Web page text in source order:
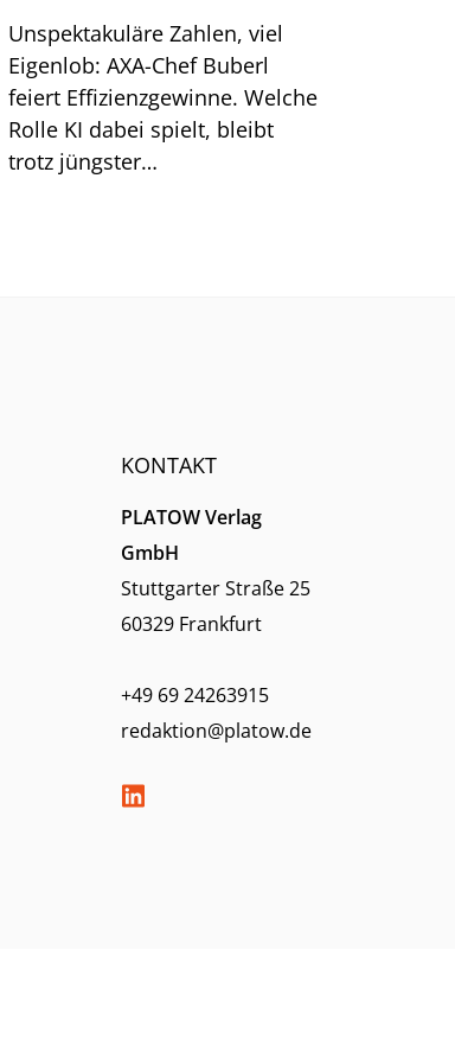
Unspektakuläre Zahlen, viel
Eigenlob: AXA-Chef Buberl
feiert Effizienzgewinne. Welche
Rolle KI dabei spielt, bleibt
trotz jüngster
KONTAKT
PLATOW Verlag
GmbH
Stuttgarter Straße 25
60329 Frankfurt
+49 69 24263915
redaktion@platow.de